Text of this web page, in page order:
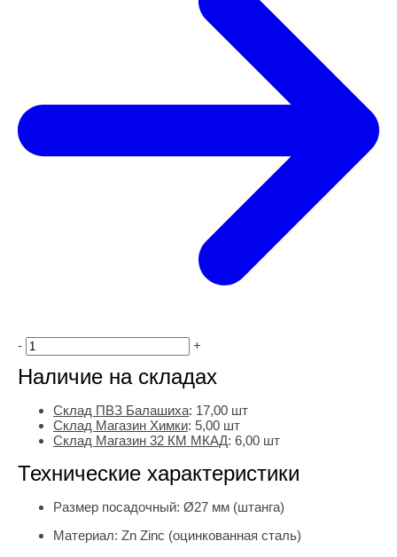
- +
Наличие на складах
Склад ПВЗ Балашиха: 17,00 шт
Склад Магазин Химки: 5,00 шт
Склад Магазин 32 КМ МКАД: 6,00 шт
Технические характеристики
Размер посадочный: Ø27 мм (штанга)
Материал: Zn Zinc (оцинкованная сталь)